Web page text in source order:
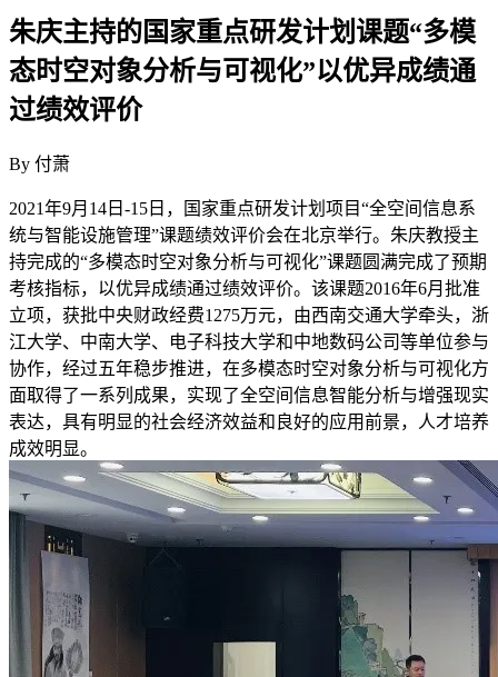
朱庆主持的国家重点研发计划课题“多模
态时空对象分析与可视化”以优异成绩通
过绩效评价
By 付萧
2021年9月14日-15日，国家重点研发计划项目“全空间信息系
统与智能设施管理”课题绩效评价会在北京举行。朱庆教授主
持完成的“多模态时空对象分析与可视化”课题圆满完成了预期
考核指标，以优异成绩通过绩效评价。该课题2016年6月批准
立项，获批中央财政经费1275万元，由西南交通大学牵头，浙
江大学、中南大学、电子科技大学和中地数码公司等单位参与
协作，经过五年稳步推进，在多模态时空对象分析与可视化方
面取得了一系列成果，实现了全空间信息智能分析与增强现实
表达，具有明显的社会经济效益和良好的应用前景，人才培养
成效明显。